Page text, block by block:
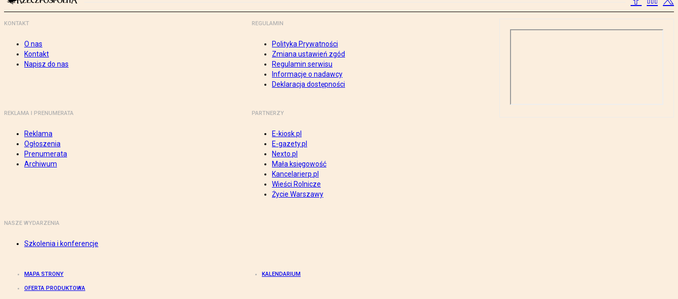
KONTAKT
O nas
Kontakt
Napisz do nas
REGULAMIN
Polityka Prywatności
Zmiana ustawień zgód
Regulamin serwisu
Informacje o nadawcy
Deklaracja dostępności
REKLAMA I PRENUMERATA
Reklama
Ogłoszenia
Prenumerata
Archiwum
PARTNERZY
E-kiosk.pl
E-gazety.pl
Nexto.pl
Mała księgowość
Kancelarierp.pl
Wieści Rolnicze
Życie Warszawy
NASZE WYDARZENIA
Szkolenia i konferencje
MAPA STRONY KALENDARIUM
OFERTA PRODUKTOWA